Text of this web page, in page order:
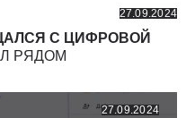
27.09.2024
С ЦИФРОВОЙ
РЯДОМ
27.09.2024